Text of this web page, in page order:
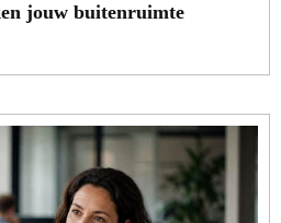
jouw buitenruimte